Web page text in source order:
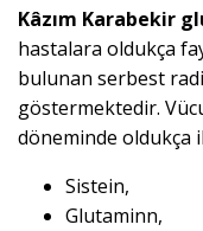
Kâzım Karabekir
hastalara oldukça
bulunan serbest
göstermektedir.
döneminde oldukça
Sistein,
Glutaminn,